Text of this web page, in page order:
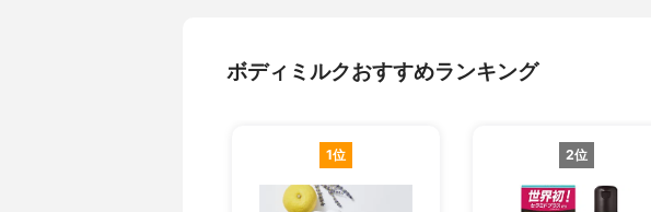
ボディミルクおすすめランキング
1位 2位